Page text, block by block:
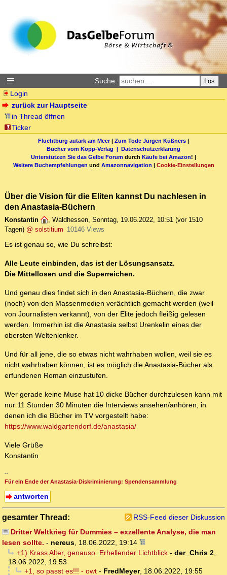
Suche: Los
Login
zurück zur Hauptseite
in Thread öffnen
Ticker
Fluchtburg autark am Meer| Zum Tode Jürgen Küßners |
Bücher vom Kopp-Verlag | Datenschutzerklärung
Unterstützen Sie das Gelbe Forum durch Käufe bei Amazon! |
Weitere Buchempfehlungen und Amazonnavigation | Cookie-Einstellungen
Über die Vision für die Eliten kannst Du nachlesen in
den Anastasia-Büchern
Konstantin , Waldhessen, Sonntag, 19.06.2022, 10:51 (vor 1510
Tagen) @ solstitium 10146 Views
Es ist genau so, wie Du schreibst:
Alle Leute einbinden, das ist der Lösungsansatz.
Die Mittellosen und die Superreichen.
Und genau dies findet sich in den Anastasia-Büchern, die zwar
(noch) von den Massenmedien verächtlich gemacht werden (weil
von Journalisten verkannt), von der Elite jedoch fleißig gelesen
werden. Immerhin ist die Anastasia selbst Urenkelin eines der
obersten Weltenlenker.
Und für all jene, die so etwas nicht wahrhaben wollen, weil sie es
nicht wahrhaben können, ist es möglich die Anastasia-Bücher als
erfundenen Roman einzustufen.
Wer gerade keine Muse hat 10 dicke Bücher durchzulesen kann mit
nur 11 Stunden 30 Minuten die Interviews ansehen/anhören, in
denen ich die Bücher im TV vorgestellt habe:
https://www.waldgartendorf.de/anastasia/
Viele Grüße
Konstantin
--
Für ein Ende der Anastasia-Diskriminierung: Spendensammlung
antworten
gesamter Thread:
RSS-Feed dieser Diskussion
Dritter Weltkrieg für Dummies – exzellente Analyse, die man
lesen sollte. - nereus, 18.06.2022, 19:14
+1) Krass Alter, genauso. Erhellender Lichtblick- der_Chris 2,
18.06.2022, 19:53
+1, so passt es!!! - owt- FredMeyer, 18.06.2022, 19:55